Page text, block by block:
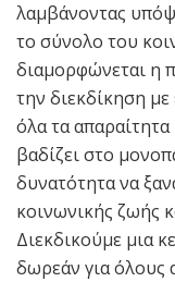
λαμβάνοντας
το σύνολο του
διαμορφώνεται η
την διεκδίκηση
όλα τα
βαδίζει στο
δυνατότητα να
κοινωνικής ζωής
Διεκδικούμε μια
δωρεάν για όλους